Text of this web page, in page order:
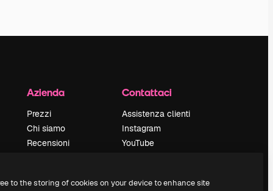
Azienda
Prezzi
Chi siamo
Recensioni
Blog
Contattaci
Assistenza clienti
Instagram
YouTube
Discord
to the storing of cookies on your device to enhance site